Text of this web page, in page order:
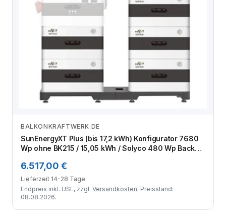
Zum Angebot
BALKONKRAFTWERK.DE
SunEnergyXT Plus (bis 17,2 kWh) Konfigurator 7680
Wp ohne BK215 / 15,05 kWh / Solyco 480 Wp Back
6.517,00 €
Lieferzeit 14-28 Tage
Endpreis inkl. USt., zzgl. Versandkosten. Preisstand:
08.08.2026.